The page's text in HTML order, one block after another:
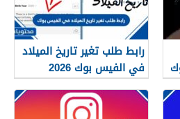
رابط طلب تغير تاريخ الميلاد
في الفيس بوك 2026